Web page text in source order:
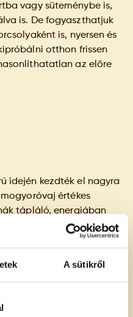
A sütikről
vagy süteménybe is,
is. De fogyaszthatjuk
is, nyersen és
otthon frissen
az előre
idején kezdték el nagyra
értékes
tápláló, energiában
általa. Máig nagy
hatalmas ültetvényeken
is kikerült a
(Jefferson és Carter)